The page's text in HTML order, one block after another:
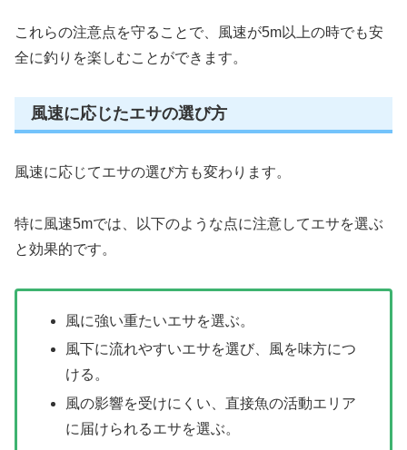
これらの注意点を守ることで、風速が5m以上の時でも安
全に釣りを楽しむことができます。
風速に応じたエサの選び方
風速に応じてエサの選び方も変わります。
特に風速5mでは、以下のような点に注意してエサを選ぶ
と効果的です。
風に強い重たいエサを選ぶ。
風下に流れやすいエサを選び、風を味方につ
ける。
風の影響を受けにくい、直接魚の活動エリア
に届けられるエサを選ぶ。